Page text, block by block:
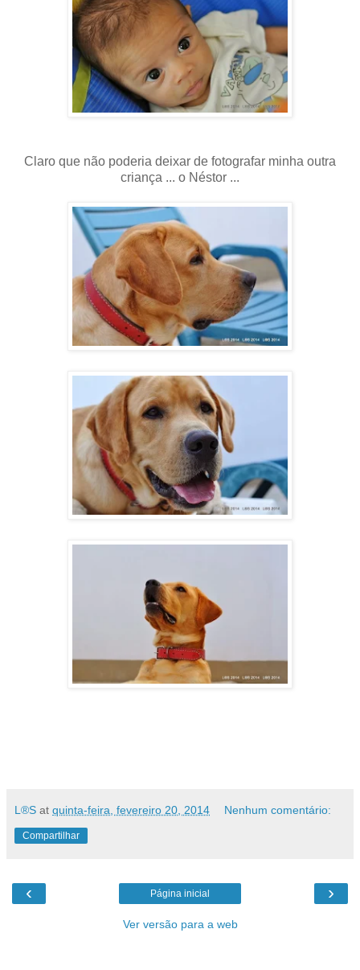
Claro que não poderia deixar de fotografar minha outra
criança ... o Néstor ...
L®S at quinta-feira, fevereiro 20, 2014 Nenhum comentário:
Compartilhar
‹ ›
Página inicial
Ver versão para a web